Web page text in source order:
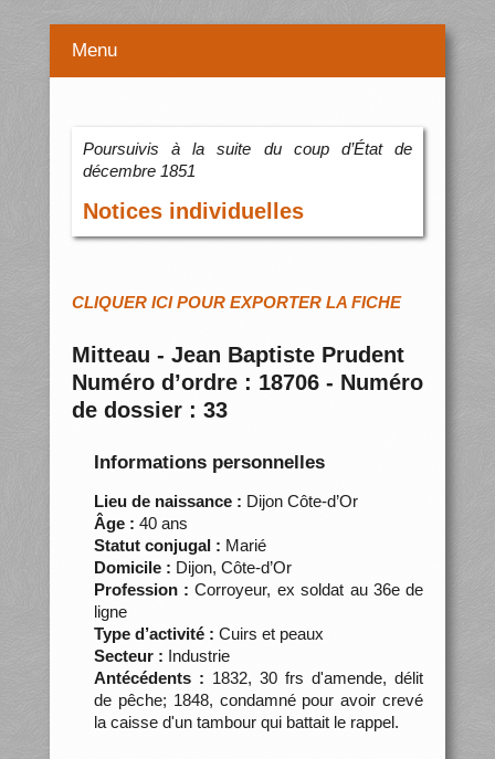
Menu
Poursuivis à la suite du coup d’État de
décembre 1851
Notices individuelles
CLIQUER ICI POUR EXPORTER LA FICHE
Mitteau - Jean Baptiste Prudent
Numéro d’ordre : 18706 - Numéro
de dossier : 33
Informations personnelles
Lieu de naissance : Dijon Côte-d’Or
Âge : 40 ans
Statut conjugal : Marié
Domicile : Dijon, Côte-d’Or
Profession : Corroyeur, ex soldat au 36e de
ligne
Type d’activité : Cuirs et peaux
Secteur : Industrie
Antécédents : 1832, 30 frs d'amende, délit
de pêche; 1848, condamné pour avoir crevé
la caisse d'un tambour qui battait le rappel.